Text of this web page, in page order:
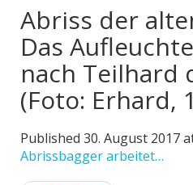
Abriss der
Das
nach Teilhard
(Foto: Erhard,
Published 30. August 2017
Abrissbagger arbeitet…